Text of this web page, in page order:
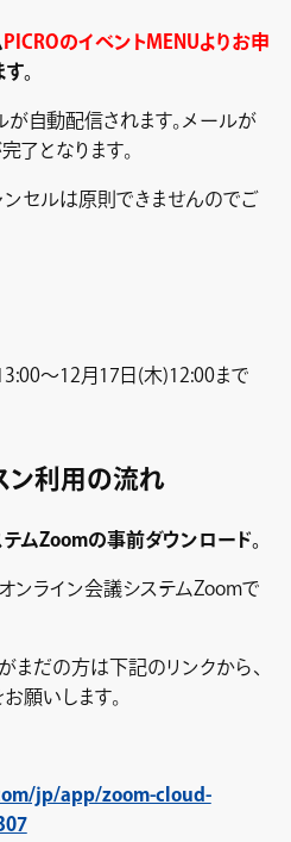
PICROのイベントMENUよりお申
。
自動配信されます。メールが
了となります。
セルは原則できませんのでご
～12月17日(木)12:00まで
ン利用の流れ
ムZoomの事前ダウンロード。
ンライン会議システムZoomで
まだの方は下記のリンクから、
願いします。
jp/app/zoom-cloud-